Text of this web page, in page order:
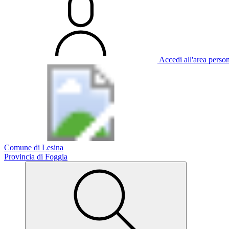
Accedi all'area
Comune di Lesina
Provincia di Foggia